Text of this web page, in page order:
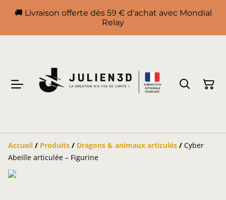
🚚 Livraison offerte dès 59 € d'achat avec Mondial
Relay
Accueil / Produits / Dragons & animaux articulés / Cyber
Abeille articulée – Figurine